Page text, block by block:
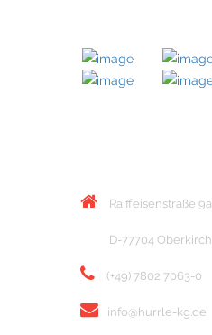
Raiffeisenstraße 9a
D-77704 Oberkirch
(+49) 7802 7063-0
info@hurrle-kg.de